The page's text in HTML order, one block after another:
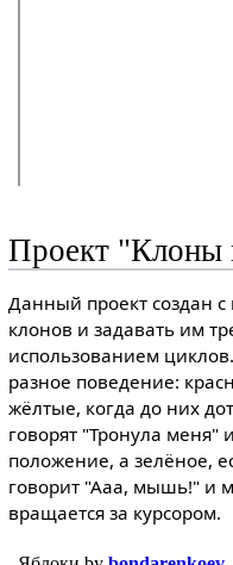
Проект "Клоны
Данный проект создан с
клонов и задавать им
использованием
разное поведение:
жёлтые, когда до них
говорят "Тронула меня"
положение, а зелёное,
говорит "Ааа, мышь!" и
вращается за курсором.